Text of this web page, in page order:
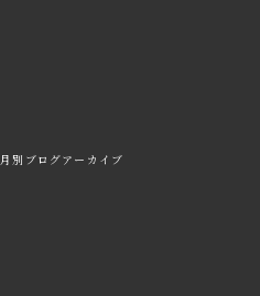
月別ブログアーカイブ